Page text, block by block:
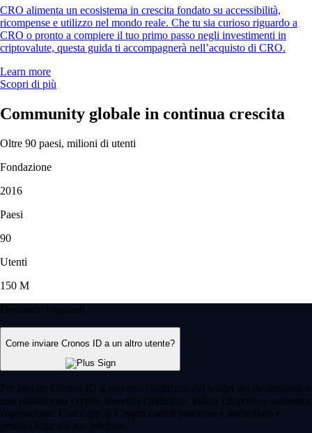
CRO alimenta un ecosistema in crescita fondato su accessibilità,
ricompense e utilizzo nel mondo reale. Che tu sia curioso riguardo a
CRO o pronto a compiere il tuo primo passo negli investimenti in
criptovalute, questa guida ti accompagnerà nell’acquisto di CRO.
Learn more
Scopri di più
Community globale in continua crescita
Oltre 90 paesi, milioni di utenti
Fondazione
2016
Paesi
90
Utenti
150 M
Domande frequenti
Come inviare Cronos ID a un altro utente?
Per inviare Cronos ID ti servono l'indirizzo del wallet del destinatario e
una piattaforma crypto. Inserisci l'indirizzo, indica l'importo e autorizza
l'operazione. Con l'app di Crypto.com il processo è immediato e
gestisci tutto dal tuo telefono.